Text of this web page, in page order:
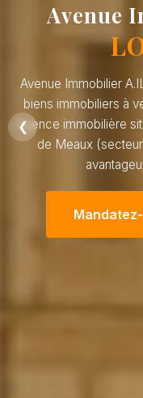
❮
Avenue
Avenue Immobilier
biens immobiliers à
Agence immobilière
de Meaux